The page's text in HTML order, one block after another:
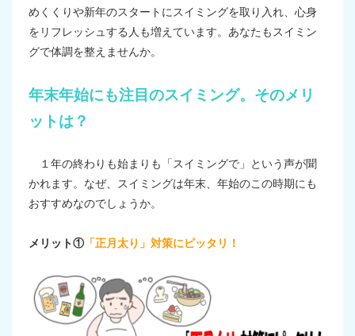
めくくりや新年のスタートにスイミングを取り入れ、心身
をリフレッシュする人も増えています。あなたもスイミン
グで体調を整えませんか。
年末年始にも注目のスイミング。そのメリ
ットは？
１年の終わりも始まりも「スイミングで」という声が聞
かれます。なぜ、スイミングは年末、年始のこの時期にも
おすすめなのでしょうか。
メリット①「正月太り」対策にピッタリ！